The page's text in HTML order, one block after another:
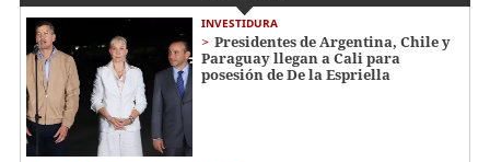
INVESTIDURA
Presidentes de Argentina, Chile y
Paraguay llegan a Cali para
posesión de De la Espriella